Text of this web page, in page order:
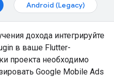
Android (Legacy)
дохода интегрируйте
в ваше Flutter-
проекта необходимо
Google Mobile Ads